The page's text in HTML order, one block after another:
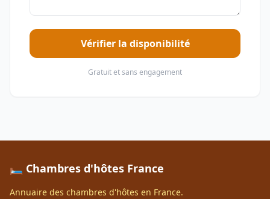
Vérifier la disponibilité
Gratuit et sans engagement
🛏️ Chambres d'hôtes France
Annuaire des chambres d'hôtes en France.